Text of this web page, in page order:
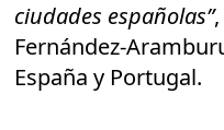
ciudades españolas”
Fernández-
España y Portugal.